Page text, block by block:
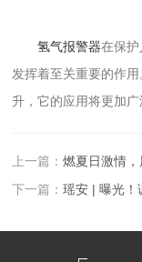
氢气报警器在保
发挥着至关重要的作
升，它的应用将更加
上一篇：燃夏日激情
下一篇：瑶安 | 曝光！